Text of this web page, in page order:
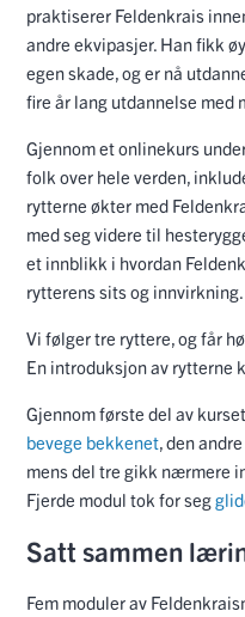
praktiserer Feldenkrais
andre ekvipasjer. Han fikk
egen skade, og er nå
fire år lang utdannelse med
Gjennom et onlinekurs
folk over hele verden,
rytterne økter med
med seg videre til
et innblikk i hvordan
rytterens sits og innvirkning.
Vi følger tre ryttere, og får
En introduksjon av rytterne
Gjennom første del av
bevege bekkenet, den
mens del tre gikk nærmere
Fjerde modul tok for seg
Satt sammen
Fem moduler av